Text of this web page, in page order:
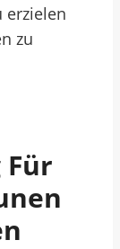
erzielen
zu
Für